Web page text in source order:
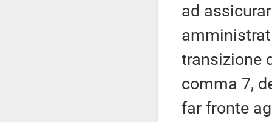
ad
transizione
comma 7,
far fronte